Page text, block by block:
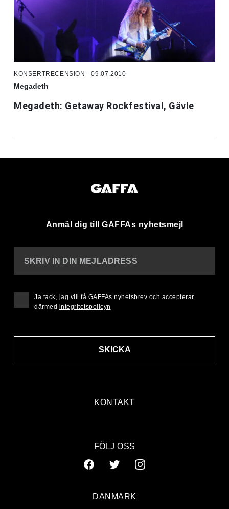
KONSERTRECENSION - 09.07.2010
Megadeth
Megadeth: Getaway Rockfestival, Gävle
Anmäl dig till GAFFAs nyhetsmejl
KONTAKT
SKRIV IN DIN MEJLADRESS
SKICKA
Ja tack, jag vill få GAFFAs nyhetsbrev och accepterar
därmed integritetspolicyn
FÖLJ OSS
DANMARK